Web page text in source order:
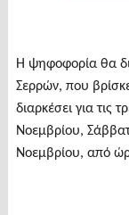
Η ψηφοφορία θα
Σερρών, που
διαρκέσει για τις
Νοεμβρίου,
Νοεμβρίου, από